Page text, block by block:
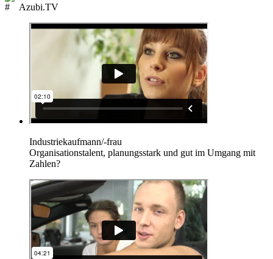
Azubi.TV
Industriekaufmann/-frau
Organisationstalent, planungsstark und gut im Umgang mit
Zahlen?